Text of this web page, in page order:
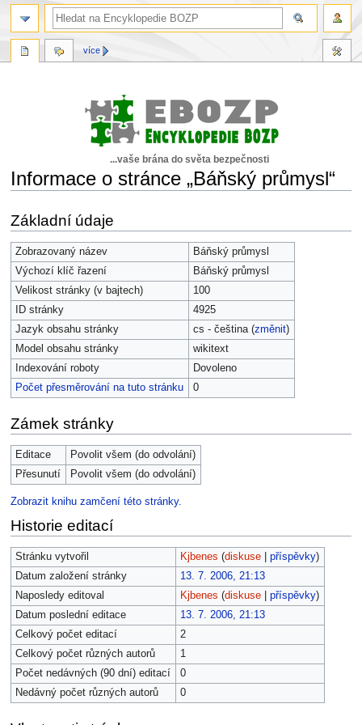
...vaše brána do světa bezpečnosti
Informace o stránce „Báňský průmysl“
na
navigaci
na
vyhledávání
Základní údaje
Zobrazovaný název
Báňský průmysl
Výchozí klíč řazení
Báňský průmysl
Velikost stránky (v bajtech)
100
ID stránky
4925
Jazyk obsahu stránky
cs - čeština (změnit)
Model obsahu stránky
wikitext
Indexování roboty
Dovoleno
Počet přesměrování na tuto stránku
0
Zámek stránky
Editace
Povolit všem (do odvolání)
Přesunutí
Povolit všem (do odvolání)
Zobrazit knihu zamčení této stránky.
Historie editací
Stránku vytvořil Kjbenes (diskuse| příspěvky)
Datum založení stránky
13. 7. 2006, 21:13
Naposledy editoval
Kjbenes (diskuse| příspěvky)
Datum poslední editace
13. 7. 2006, 21:13
Celkový počet editací
2
Celkový počet různých autorů
1
Počet nedávných (90 dní) editací
0
Nedávný počet různých autorů
0
více